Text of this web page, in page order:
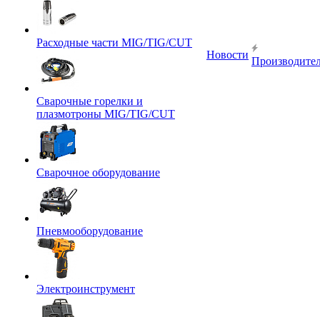
Расходные части MIG/TIG/CUT
Сварочные горелки и
плазмотроны MIG/TIG/CUT
Сварочное оборудование
Пневмооборудование
Электроинструмент
Новости